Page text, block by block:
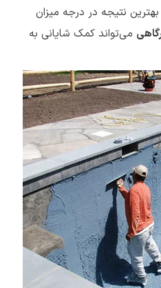
نتیجه در درجه میزان
می‌تواند کمک شایانی به